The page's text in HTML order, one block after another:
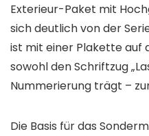
Exterieur-Paket mit
sich deutlich von der
ist mit einer Plakette auf
sowohl den Schriftzug
Nummerierung trägt –
Die Basis für das